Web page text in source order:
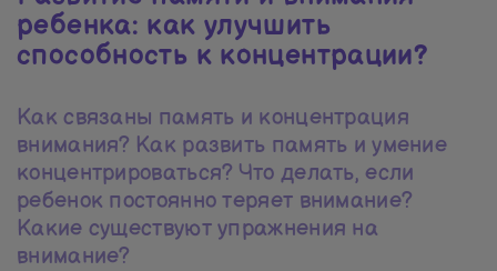
ребенка: как улучшить
способность к концентрации?
Как связаны память и концентрация
внимания? Как развить память и умение
концентрироваться? Что делать, если
ребенок постоянно теряет внимание?
Какие существуют упражнения на
внимание?